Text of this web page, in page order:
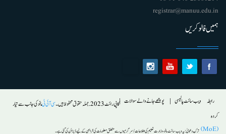
registrar@manuu.edu.in
ہمیں فالو کریں
Footer
رابطہ ویب سائٹ پالیسی پوچھے جانے والے سوالات کاپی رائٹ 2023. جملہ حقوق محفوظ ہیں۔ سی آئی ٹیمانو کی جانب سے تیار
کردہ
(MoE)
ترکِ دعویٰ :یہ ویب سائٹ مانو ، وزارت تعلیم کی اطلاعات/ سرگرمیوں سے متعلق معلومات کی فراہمی کے لیے ڈیزائن کی گئی ہے۔